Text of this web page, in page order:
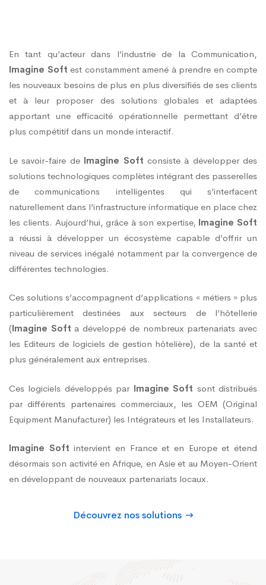
En tant qu’acteur dans l’industrie de la Communication,
Imagine Soft est constamment amené à prendre en compte
les nouveaux besoins de plus en plus diversifiés de ses clients
et à leur proposer des solutions globales et adaptées
apportant une efficacité opérationnelle permettant d’être
plus compétitif dans un monde interactif.
Le savoir-faire de Imagine Soft consiste à développer des
solutions technologiques complètes intégrant des passerelles
de communications intelligentes qui s’interfacent
naturellement dans l’infrastructure informatique en place chez
les clients. Aujourd’hui, grâce à son expertise, Imagine Soft
a réussi à développer un écosystème capable d’offrir un
niveau de services inégalé notamment par la convergence de
différentes technologies.
Ces solutions s’accompagnent d’applications « métiers » plus
particulièrement destinées aux secteurs de l’hôtellerie
(Imagine Soft a développé de nombreux partenariats avec
les Editeurs de logiciels de gestion hôtelière), de la santé et
plus généralement aux entreprises.
Ces logiciels développés par Imagine Soft sont distribués
par différents partenaires commerciaux, les OEM (Original
Equipment Manufacturer) les Intégrateurs et les Installateurs.
Imagine Soft intervient en France et en Europe et étend
désormais son activité en Afrique, en Asie et au Moyen-Orient
en développant de nouveaux partenariats locaux.
Découvrez nos solutions